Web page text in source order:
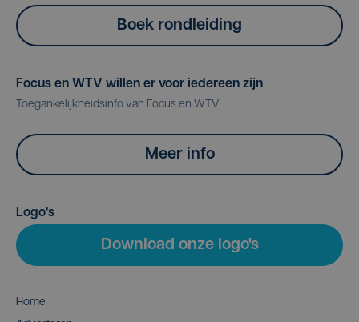
Boek rondleiding
Focus en WTV willen er voor iedereen zijn
Toegankelijkheidsinfo van Focus en WTV
Meer info
Logo's
Download onze logo's
Home